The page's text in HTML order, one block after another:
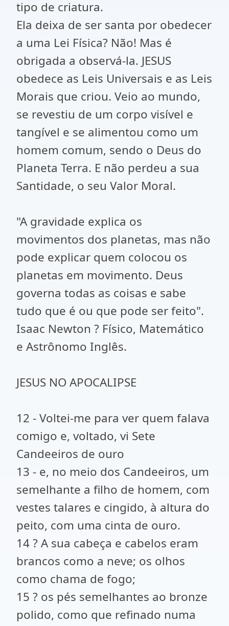
tipo de criatura.
Ela deixa de ser santa por obedecer
a uma Lei Física? Não! Mas é
obrigada a observá-la. JESUS
obedece as Leis Universais e as Leis
Morais que criou. Veio ao mundo,
se revestiu de um corpo visível e
tangível e se alimentou como um
homem comum, sendo o Deus do
Planeta Terra. E não perdeu a sua
Santidade, o seu Valor Moral.
"A gravidade explica os
movimentos dos planetas, mas não
pode explicar quem colocou os
planetas em movimento. Deus
governa todas as coisas e sabe
tudo que é ou que pode ser feito".
Isaac Newton ? Físico, Matemático
e Astrônomo Inglês.
JESUS NO APOCALIPSE
12 - Voltei-me para ver quem falava
comigo e, voltado, vi Sete
Candeeiros de ouro
13 - e, no meio dos Candeeiros, um
semelhante a filho de homem, com
vestes talares e cingido, à altura do
peito, com uma cinta de ouro.
14 ? A sua cabeça e cabelos eram
brancos como a neve; os olhos
como chama de fogo;
15 ? os pés semelhantes ao bronze
polido, como que refinado numa